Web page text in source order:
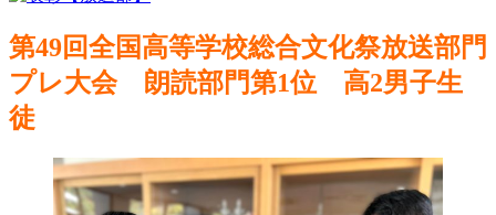
第49回全国高等学校総合文化祭放送部門
プレ大会 朗読部門第1位 高2男子生
徒